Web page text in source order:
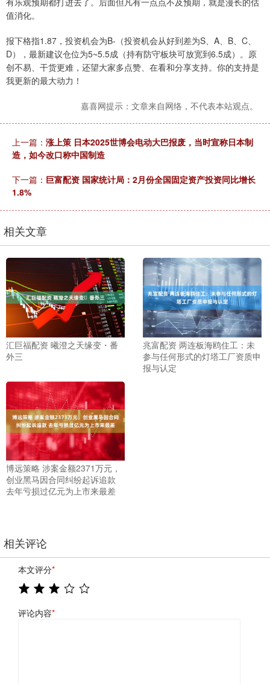
值消化。
报下格指1.87，投资机会为B-（投资机会从好到差为S、A、B、C、
D），最新建议仓位为5~5.5成（持有防守板块可放宽到6.5成）。原
创不易、干货更难，还望大家多点赞、在看和分享支持。你的支持是
我更新的最大动力！
嘉喜网提示：文章来自网络，不代表本站观点。
上一篇： 涨上策 日本2025世博会电动大巴报废，当时宣称日本制
造，如今改口称中国制造
下一篇： 巨富配资 国家统计局：2月份全国固定资产投资同比增长
1.8%
相关文章
汇巨福配资 曦澄之天缘变・番
外三
兆富配资 两连板海鸥住工：未
参与任何形式的灯塔工厂资质申
报与认定
博远策略 涉案金额2371万元，
创业黑马因合同纠纷起诉追款
去年亏损过亿元为上市来最差
相关评论
本文评分*
评论内容*